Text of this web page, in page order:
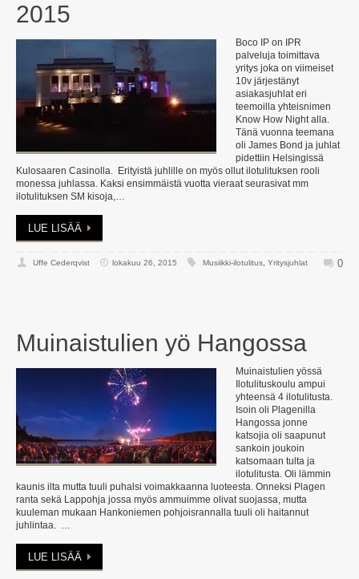
2015
Boco IP on IPR
palveluja toimittava
yritys joka on viimeiset
10v järjestänyt
asiakasjuhlat eri
teemoilla yhteisnimen
Know How Night alla.
Tänä vuonna teemana
oli James Bond ja juhlat
pidettiin Helsingissä
Kulosaaren Casinolla. Erityistä juhlille on myös ollut ilotulituksen rooli
monessa juhlassa. Kaksi ensimmäistä vuotta vieraat seurasivat mm
ilotulituksen SM kisoja,…
LUE LISÄÄ
Uffe Cederqvist lokakuu 26, 2015 Musiikki-ilotulitus, Yritysjuhlat 0
Muinaistulien yö Hangossa
Muinaistulien yössä
Ilotulituskoulu ampui
yhteensä 4 ilotulitusta.
Isoin oli Plagenilla
Hangossa jonne
katsojia oli saapunut
sankoin joukoin
katsomaan tulta ja
ilotulitusta. Oli lämmin
kaunis ilta mutta tuuli puhalsi voimakkaanna luoteesta. Onneksi Plagen
ranta sekä Lappohja jossa myös ammuimme olivat suojassa, mutta
kuuleman mukaan Hankoniemen pohjoisrannalla tuuli oli haitannut
juhlintaa. …
LUE LISÄÄ